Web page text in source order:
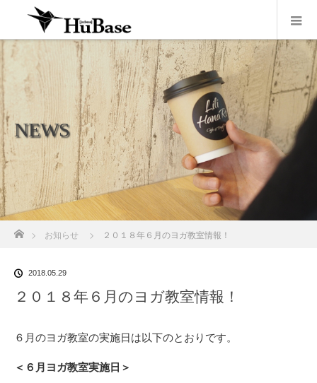
NEWS
ホーム
お知らせ ２０１８年６月のヨガ教室情報！
2018.05.29
２０１８年６月のヨガ教室情報！
６月のヨガ教室の実施日は以下のとおりです。
＜６月ヨガ教室実施日＞